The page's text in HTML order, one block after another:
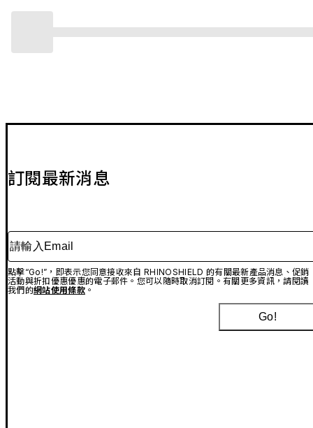
訂閱最新消息
請輸入Email
點擊“Go!”，即表示您同意接收來自 RHINOSHIELD 的有關最新產品消息、促銷
活動與折扣優惠優惠的電子郵件。您可以隨時取消訂閱。有關更多資訊，請閱讀
我們的網站使用條款。
Go!